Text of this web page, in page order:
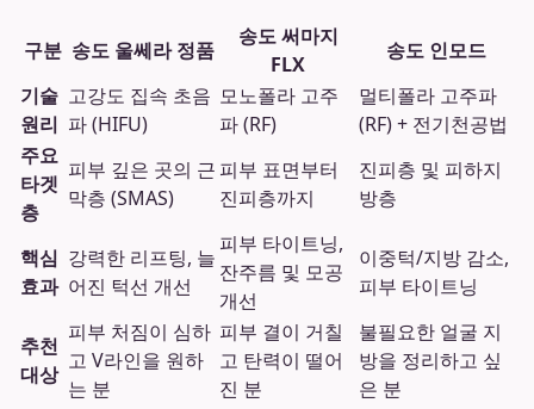
구분 송도 울쎄라 정품
송도 써마지
FLX
송도 인모드
기술
원리
고강도 집속 초음
파 (HIFU)
모노폴라 고주
파 (RF)
멀티폴라 고주파
(RF) + 전기천공법
주요
타겟
층
피부 깊은 곳의 근
막층 (SMAS)
피부 표면부터
진피층까지
진피층 및 피하지
방층
핵심
효과
강력한 리프팅, 늘
어진 턱선 개선
피부 타이트닝,
잔주름 및 모공
개선
이중턱/지방 감소,
피부 타이트닝
추천
대상
피부 처짐이 심하
고 V라인을 원하
는 분
피부 결이 거칠
고 탄력이 떨어
진 분
불필요한 얼굴 지
방을 정리하고 싶
은 분